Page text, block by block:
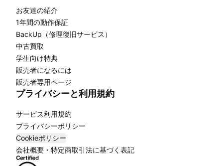
お友達の紹介
1年間の動作保証
BackUp（修理復旧サービス）
中古買取
学生向け特典
販売者になるには
販売者専用ページ
プライバシーと利用規約
サービス利用規約
プライバシーポリシー
Cookieポリシー
会社概要・特定商取引法に基づく表記